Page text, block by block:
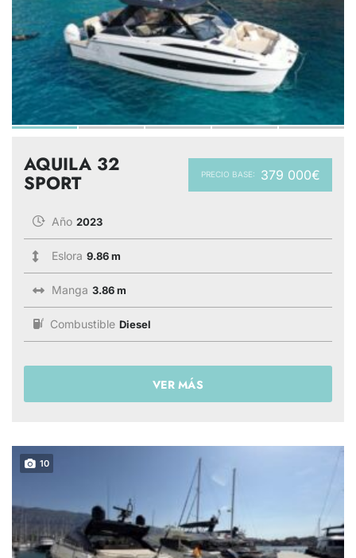
PRECIO BASE: 379 000€
AQUILA 32
SPORT
Año 2023
Eslora 9.86 m
Manga 3.86 m
Combustible Diesel
VER MÁS
10